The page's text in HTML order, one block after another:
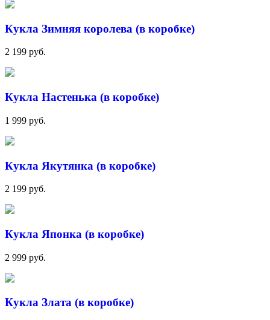
Кукла Зимняя королева (в коробке)
2 199 руб.
Кукла Настенька (в коробке)
1 999 руб.
Кукла Якутянка (в коробке)
2 199 руб.
Кукла Японка (в коробке)
2 999 руб.
Кукла Злата (в коробке)